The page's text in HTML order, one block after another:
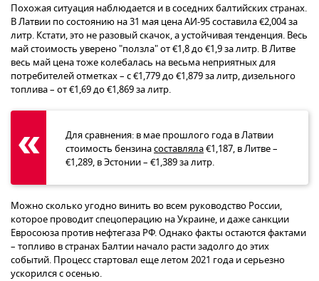
Похожая ситуация наблюдается и в соседних балтийских странах.
В Латвии по состоянию на 31 мая цена АИ-95 составила €2,004 за
литр. Кстати, это не разовый скачок, а устойчивая тенденция. Весь
май стоимость уверено "ползла" от €1,8 до €1,9 за литр. В Литве
весь май цена тоже колебалась на весьма неприятных для
потребителей отметках – с €1,779 до €1,879 за литр, дизельного
топлива – от €1,69 до €1,869 за литр.
Для сравнения: в мае прошлого года в Латвии
стоимость бензинасоставляла€1,187, в Литве –
€1,289, в Эстонии – €1,389 за литр.
Можно сколько угодно винить во всем руководство России,
которое проводит спецоперацию на Украине, и даже санкции
Евросоюза против нефтегаза РФ. Однако факты остаются фактами
– топливо в странах Балтии начало расти задолго до этих
событий. Процесс стартовал еще летом 2021 года и серьезно
ускорился с осенью.